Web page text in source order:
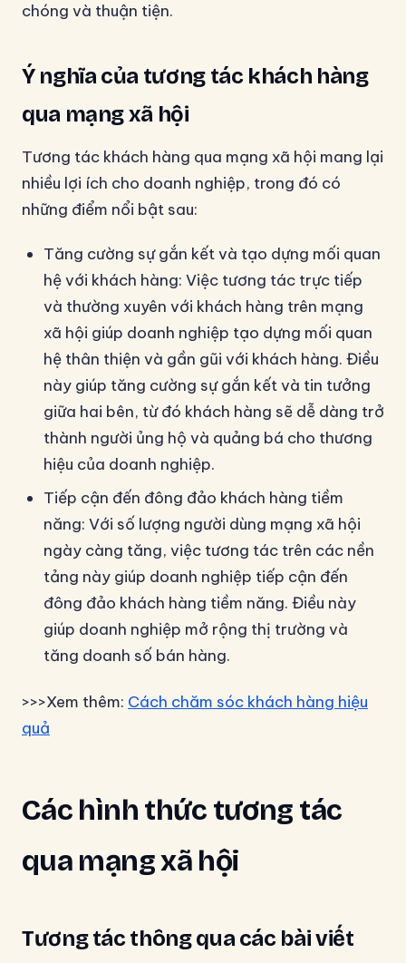
chóng và thuận tiện.
Ý nghĩa của tương tác khách hàng
qua mạng xã hội
Tương tác khách hàng qua mạng xã hội mang lại
nhiều lợi ích cho doanh nghiệp, trong đó có
những điểm nổi bật sau:
Tăng cường sự gắn kết và tạo dựng mối quan
hệ với khách hàng: Việc tương tác trực tiếp
và thường xuyên với khách hàng trên mạng
xã hội giúp doanh nghiệp tạo dựng mối quan
hệ thân thiện và gần gũi với khách hàng. Điều
này giúp tăng cường sự gắn kết và tin tưởng
giữa hai bên, từ đó khách hàng sẽ dễ dàng trở
thành người ủng hộ và quảng bá cho thương
hiệu của doanh nghiệp.
Tiếp cận đến đông đảo khách hàng tiềm
năng: Với số lượng người dùng mạng xã hội
ngày càng tăng, việc tương tác trên các nền
tảng này giúp doanh nghiệp tiếp cận đến
đông đảo khách hàng tiềm năng. Điều này
giúp doanh nghiệp mở rộng thị trường và
tăng doanh số bán hàng.
>>>Xem thêm: Cách chăm sóc khách hàng hiệu
quả
Các hình thức tương tác
qua mạng xã hội
Tương tác thông qua các bài viết